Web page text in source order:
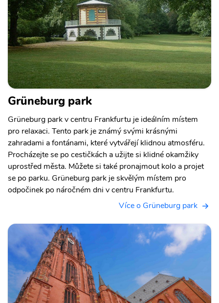
Grüneburg park
Grüneburg park v centru Frankfurtu je ideálním místem
pro relaxaci. Tento park je známý svými krásnými
zahradami a fontánami, které vytvářejí klidnou atmosféru.
Procházejte se po cestičkách a užijte si klidné okamžiky
uprostřed města. Můžete si také pronajmout kolo a projet
se po parku. Grüneburg park je skvělým místem pro
odpočinek po náročném dni v centru Frankfurtu.
Více o Grüneburg park